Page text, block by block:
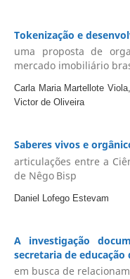
Tokenização e
uma proposta de
mercado imobiliário
Carla Maria Martellote
Victor de Oliveira
Saberes vivos e
articulações entre a
de Nêgo Bisp
Daniel Lofego Estevam
A investigação
secretaria de
em busca de